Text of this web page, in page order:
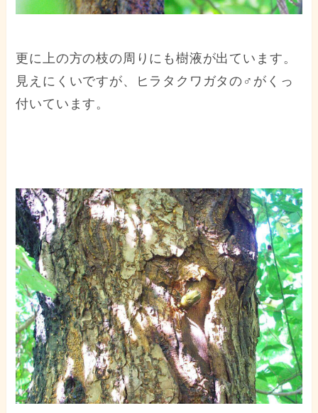
更に上の方の枝の周りにも樹液が出ています。
見えにくいですが、ヒラタクワガタの♂がくっ
付いています。